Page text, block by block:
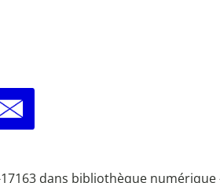
17163 dans bibliothèque numérique